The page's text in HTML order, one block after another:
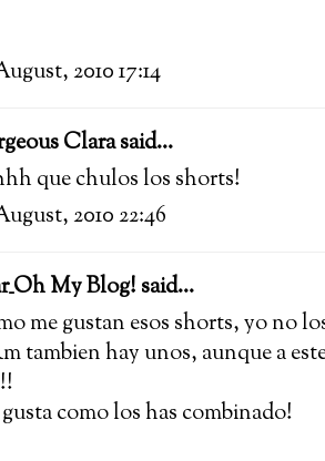
2010 17:14
Clarasaid...
que chulos los shorts!
2010 22:46
My Blog! said...
me gustan esos shorts, yo no
tambien hay unos, aunque a
como los has combinado!